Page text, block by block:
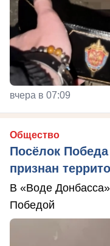
вчера в 07:09
Общество
Посёлок
признан
В «Воде
Победой